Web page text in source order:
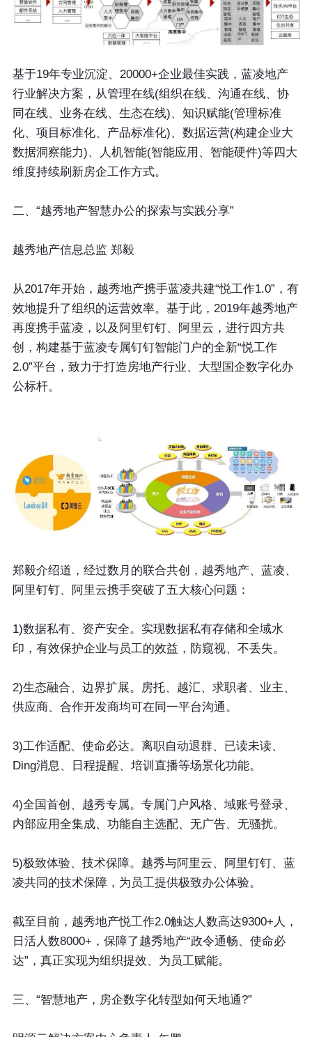
基于19年专业沉淀、20000+企业最佳实践，蓝凌地产
行业解决方案，从管理在线(组织在线、沟通在线、协
同在线、业务在线、生态在线)、知识赋能(管理标准
化、项目标准化、产品标准化)、数据运营(构建企业大
数据洞察能力)、人机智能(智能应用、智能硬件)等四大
维度持续刷新房企工作方式。
二、“越秀地产智慧办公的探索与实践分享”
越秀地产信息总监 郑毅
从2017年开始，越秀地产携手蓝凌共建“悦工作1.0”，有
效地提升了组织的运营效率。基于此，2019年越秀地产
再度携手蓝凌，以及阿里钉钉、阿里云，进行四方共
创，构建基于蓝凌专属钉钉智能门户的全新“悦工作
2.0”平台，致力于打造房地产行业、大型国企数字化办
公标杆。
郑毅介绍道，经过数月的联合共创，越秀地产、蓝凌、
阿里钉钉、阿里云携手突破了五大核心问题：
1)数据私有、资产安全。实现数据私有存储和全域水
印，有效保护企业与员工的效益，防窥视、不丢失。
2)生态融合、边界扩展。房托、越汇、求职者、业主、
供应商、合作开发商均可在同一平台沟通。
3)工作适配、使命必达。离职自动退群、已读未读、
Ding消息、日程提醒、培训直播等场景化功能。
4)全国首创、越秀专属。专属门户风格、域账号登录、
内部应用全集成、功能自主选配、无广告、无骚扰。
5)极致体验、技术保障。越秀与阿里云、阿里钉钉、蓝
凌共同的技术保障，为员工提供极致办公体验。
截至目前，越秀地产悦工作2.0触达人数高达9300+人，
日活人数8000+，保障了越秀地产“政令通畅、使命必
达”，真正实现为组织提效、为员工赋能。
三、“智慧地产，房企数字化转型如何天地通?”